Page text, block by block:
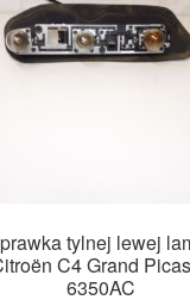
tylnej lewej
C4 Grand
6350AC